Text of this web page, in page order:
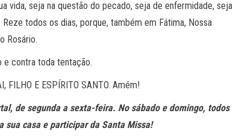
vida, seja na questão do pecado, seja de enfermidade, seja
todos os dias, porque, também em Fátima, Nossa
Rosário.
e contra toda tentação.
E ESPÍRITO SANTO. Amém!
de segunda a sexta-feira. No sábado e domingo, todos
sua casa e participar da Santa Missa!